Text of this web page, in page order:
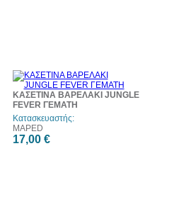
ΚΑΣΕΤΙΝΑ ΒΑΡΕΛΑΚΙ JUNGLE
FEVER ΓΕΜΑΤΗ
Κατασκευαστής:
MAPED
17,00 €